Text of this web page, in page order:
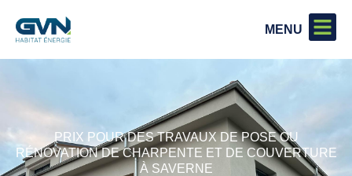
PRIX POUR DES TRAVAUX DE POSE OU
RÉNOVATION DE CHARPENTE ET DE COUVERTURE
À SAVERNE